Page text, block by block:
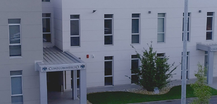
CHI SIAMO
SERVIZI
CATEGORIE
DELEGAZIONI
ATTIVITÀ STORICHE
PERIODICO